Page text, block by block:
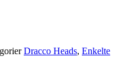
Dracco Heads, Enkelte